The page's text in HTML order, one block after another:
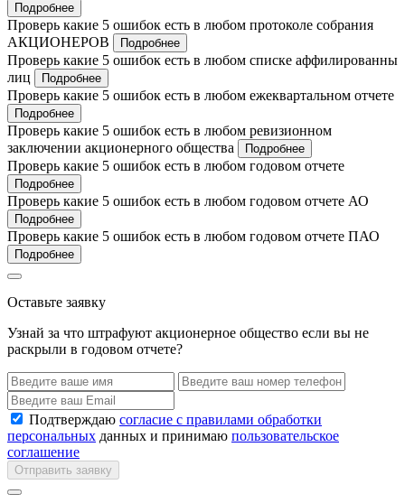
Подробнее
Проверь какие 5 ошибок есть в любом протоколе собрания
АКЦИОНЕРОВ
Подробнее
Проверь какие 5 ошибок есть в любом списке аффилированны
лиц
Подробнее
Проверь какие 5 ошибок есть в любом ежеквартальном отчете
Подробнее
Проверь какие 5 ошибок есть в любом ревизионном
заключении акционерного общества
Подробнее
Проверь какие 5 ошибок есть в любом годовом отчете
Подробнее
Проверь какие 5 ошибок есть в любом годовом отчете АО
Подробнее
Проверь какие 5 ошибок есть в любом годовом отчете ПАО
Подробнее
Оставьте заявку
Узнай за что штрафуют акционерное общество если вы не
раскрыли в годовом отчете?
Подтверждаю согласие с правилами обработки
персональных данных и принимаю пользовательское
соглашение
Отправить заявку